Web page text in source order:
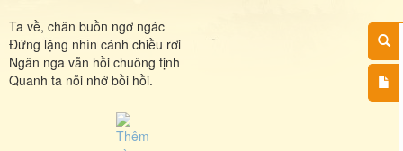
Ta về, chân buồn ngơ ngác
Đứng lặng nhìn cánh chiều rơi
Ngân nga vẫn hồi chuông tịnh
Quanh ta nỗi nhớ bồi hồi.